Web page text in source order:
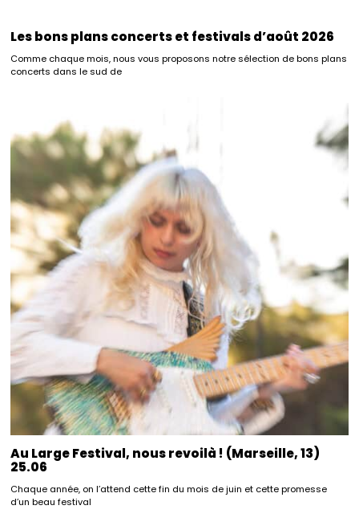
Les bons plans concerts et festivals d’août 2026
Comme chaque mois, nous vous proposons notre sélection de bons plans
concerts dans le sud de
Au Large Festival, nous revoilà ! (Marseille, 13)
25.06
Chaque année, on l’attend cette fin du mois de juin et cette promesse
d’un beau festival